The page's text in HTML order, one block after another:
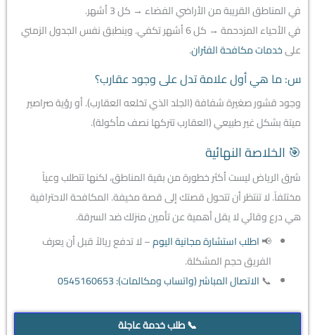
في المناطق القريبة من الأراضي الفضاء → كل 3 أشهر.
في الأحياء المزدحمة → كل 6 أشهر تكفي. وينطبق نفس الجدول الزمني
علىخدمات مكافحة الفئران.
س: ما هي أول علامة تدل على وجود عقارب؟
وجود قشور صغيرة شفافة (الجلد الذي تخلعه العقارب). أو رؤية صراصير
ميتة بشكل غير طبيعي (العقارب تتركها نصف مأكولة).
🎯 الخلاصة النهائية
شرق الرياض ليست أكثر خطورة من بقية المناطق، لكنها تتطلب وعياً
مختلفاً. لا تنتظر أن تتحول قصتك إلى قصة مخيفة. المكافحة الاحترافية
هي درع وقائي لا يقل أهمية عن تأمين منزلك ضد السرقة.
📢اطلب استشارة مجانية اليوم– لا تدفع ريالاً قبل أن يعرف
الفريق حجم المشكلة.
📞الاتصال المباشر (واتساب ومكالمات): 0545160653
📞 طلب خدمة عاجلة